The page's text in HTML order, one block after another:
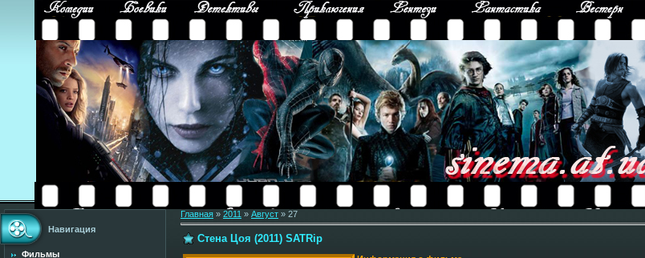
Навигация
Фильмы
Главная » 2011 » Август » 27
Стена Цоя (2011) SATRip